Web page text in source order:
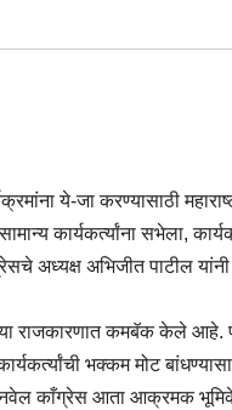
ये-जा करण्यासाठी
कार्यकर्त्यांना सभेला,
अध्यक्ष अभिजीत पाटील
राजकारणात कमबॅक केले
भक्कम मोट
पनवेल काँग्रेस आता आक्रमक